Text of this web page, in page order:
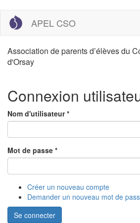
contenu
APEL CSO
Association de parents d’élèves du
d'Orsay
Connexion
Nom d'utilisateur*
Mot de passe *
Créer un nouveau compte
Demander un nouveau mot de
Se connecter